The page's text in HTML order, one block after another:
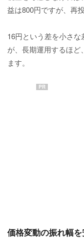
益は800円ですが、再
16円という差を小さ
が、長期運用するほど
ます。
PR
価格変動の振れ幅